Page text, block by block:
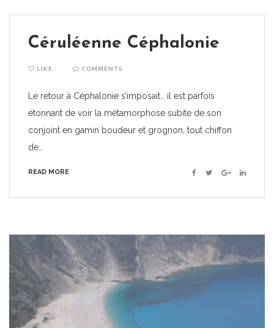
Céruléenne Céphalonie
LIKE COMMENTS
Le retour à Céphalonie s’imposait… il est parfois
étonnant de voir la métamorphose subite de son
conjoint en gamin boudeur et grognon, tout chiffon
de…
READ MORE Facebook
TwitterGoogle+Linkedin